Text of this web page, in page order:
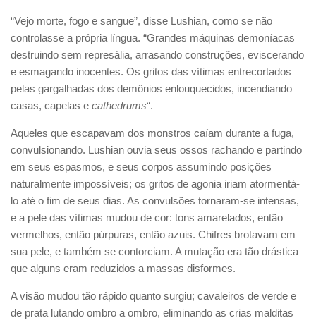
“Vejo morte, fogo e sangue”, disse Lushian, como se não
controlasse a própria língua. “Grandes máquinas demoníacas
destruindo sem represália, arrasando construções, eviscerando
e esmagando inocentes. Os gritos das vítimas entrecortados
pelas gargalhadas dos demônios enlouquecidos, incendiando
casas, capelas e cathedrums“.
Aqueles que escapavam dos monstros caíam durante a fuga,
convulsionando. Lushian ouvia seus ossos rachando e partindo
em seus espasmos, e seus corpos assumindo posições
naturalmente impossíveis; os gritos de agonia iriam atormentá-
lo até o fim de seus dias. As convulsões tornaram-se intensas,
e a pele das vítimas mudou de cor: tons amarelados, então
vermelhos, então púrpuras, então azuis. Chifres brotavam em
sua pele, e também se contorciam. A mutação era tão drástica
que alguns eram reduzidos a massas disformes.
A visão mudou tão rápido quanto surgiu; cavaleiros de verde e
de prata lutando ombro a ombro, eliminando as crias malditas